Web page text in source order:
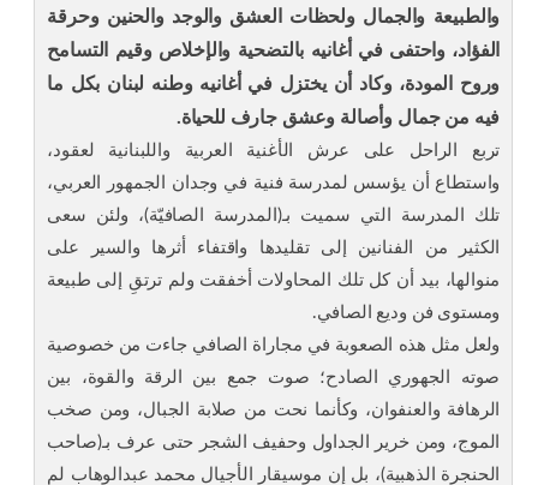
والطبيعة والجمال ولحظات العشق والوجد والحنين وحرقة
الفؤاد، واحتفى في أغانيه بالتضحية والإخلاص وقيم التسامح
وروح المودة، وكاد أن يختزل في أغانيه وطنه لبنان بكل ما
فيه من جمال وأصالة وعشق جارف للحياة.
تربع الراحل على عرش الأغنية العربية واللبنانية لعقود،
واستطاع أن يؤسس لمدرسة فنية في وجدان الجمهور العربي،
تلك المدرسة التي سميت بـ(المدرسة الصافيّة)، ولئن سعى
الكثير من الفنانين إلى تقليدها واقتفاء أثرها والسير على
منوالها، بيد أن كل تلك المحاولات أخفقت ولم ترتقِ إلى طبيعة
ومستوى فن وديع الصافي.
ولعل مثل هذه الصعوبة في مجاراة الصافي جاءت من خصوصية
صوته الجهوري الصادح؛ صوت جمع بين الرقة والقوة، بين
الرهافة والعنفوان، وكأنما نحت من صلابة الجبال، ومن صخب
الموج، ومن خرير الجداول وحفيف الشجر حتى عرف بـ(صاحب
الحنجرة الذهبية)، بل إن موسيقار الأجيال محمد عبدالوهاب لم